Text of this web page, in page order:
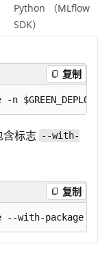
Python （MLflow
SDK）
复制
含标志 --with-
复制